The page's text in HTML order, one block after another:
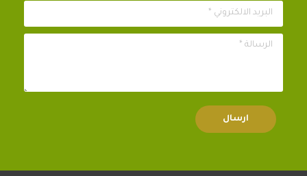
البريد الالكتروني *
الرسالة *